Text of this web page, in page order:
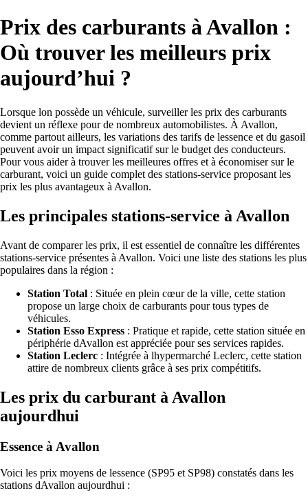
Prix des carburants à Avallon :
Où trouver les meilleurs prix
aujourd’hui ?
Lorsque lon possède un véhicule, surveiller les prix des carburants
devient un réflexe pour de nombreux automobilistes. À Avallon,
comme partout ailleurs, les variations des tarifs de lessence et du gasoil
peuvent avoir un impact significatif sur le budget des conducteurs.
Pour vous aider à trouver les meilleures offres et à économiser sur le
carburant, voici un guide complet des stations-service proposant les
prix les plus avantageux à Avallon.
Les principales stations-service à Avallon
Avant de comparer les prix, il est essentiel de connaître les différentes
stations-service présentes à Avallon. Voici une liste des stations les plus
populaires dans la région :
Station Total : Située en plein cœur de la ville, cette station
propose un large choix de carburants pour tous types de
véhicules.
Station Esso Express : Pratique et rapide, cette station située en
périphérie dAvallon est appréciée pour ses services rapides.
Station Leclerc : Intégrée à lhypermarché Leclerc, cette station
attire de nombreux clients grâce à ses prix compétitifs.
Les prix du carburant à Avallon
aujourdhui
Essence à Avallon
Voici les prix moyens de lessence (SP95 et SP98) constatés dans les
stations dAvallon aujourdhui :